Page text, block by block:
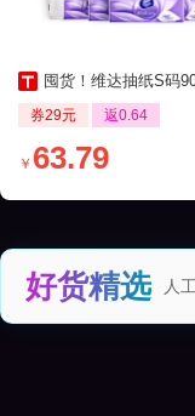
囤货！维达抽纸S码
券29元 返0.64
￥ 63.79
好货精选 人